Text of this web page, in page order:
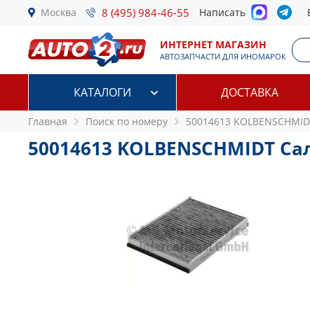
Москва 8 (495) 984-46-55 Написать
ИНТЕРНЕТ МАГАЗИН
АВТОЗАПЧАСТИ ДЛЯ ИНОМАРОК
КАТАЛОГИ ДОСТАВКА
Главная Поиск по номеру 50014613
50014613 KOLBENSCHMIDT